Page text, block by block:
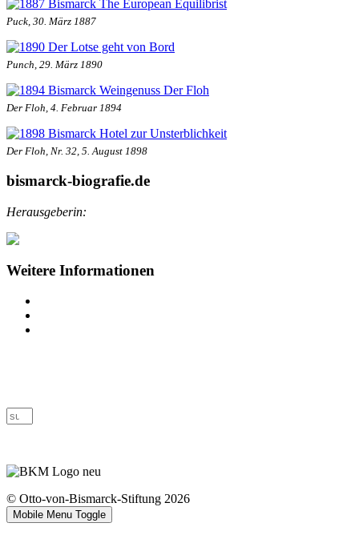
Puck, 30. März 1887
Punch, 29. März 1890
Der Floh, 4. Februar 1894
Der Floh, Nr. 32, 5. August 1898
bismarck-biografie.de
Herausgeberin:
Weitere Informationen
© Otto-von-Bismarck-Stiftung 2026
Mobile Menu Toggle